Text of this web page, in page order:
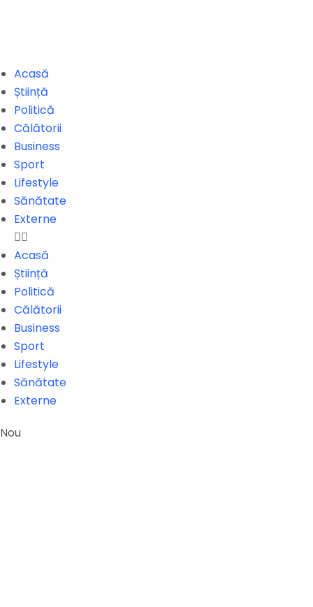
Acasă
Știință
Politică
Călătorii
Business
Sport
Lifestyle
Sănătate
Externe
Acasă
Știință
Politică
Călătorii
Business
Sport
Lifestyle
Sănătate
Externe
Nou